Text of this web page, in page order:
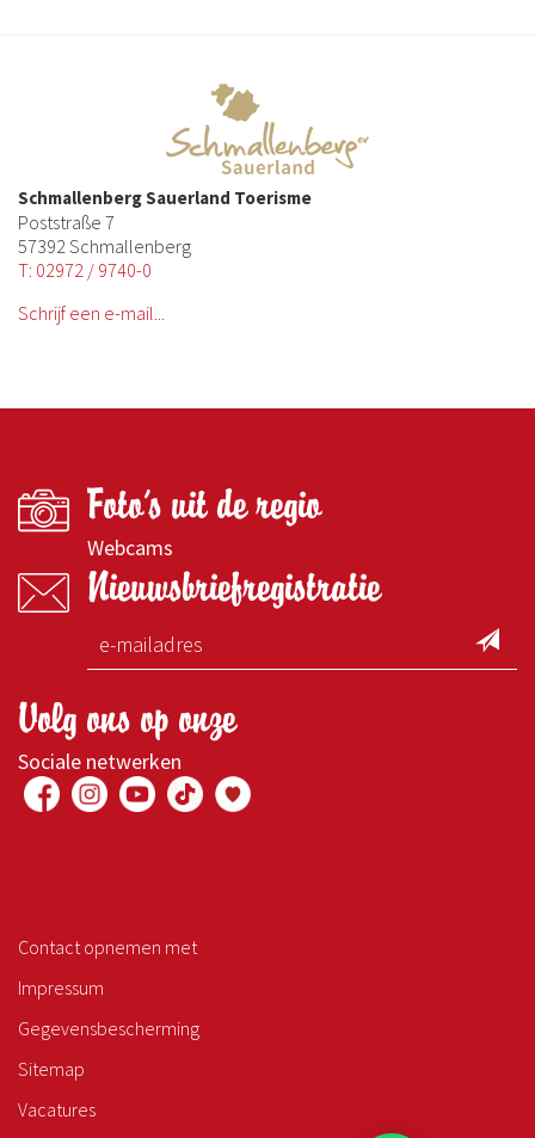
Schmallenberg Sauerland Toerisme
Poststraße 7
57392 Schmallenberg
T: 02972 / 9740-0
Schrijf een e-mail...
Foto's uit de regio
Webcams
Nieuwsbriefregistratie
Volg ons op onze
Sociale netwerken
Contact opnemen met
Impressum
Gegevensbescherming
Sitemap
Vacatures